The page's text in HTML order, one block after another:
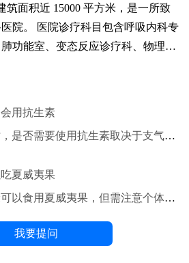
筑面积近 15000 平方米，是一所致
呼吸内科专
功能室、变态反应诊疗科、物理治
DR）、NSA800 全自动生化分析系
）测定仪等医疗设备，并组建
检验科、影像科、病理科等多学科
用抗生素
是否需要使用抗生素取决于支气管
使用抗生素来治疗。细菌感染通常
性加重，伴有黏稠的痰、发热、咳
况下，抗生素可以帮助清除细菌感
许多支气管炎是由病毒感染引起
治疗病毒感染。在这种情况下，医
夏威夷果
以食用夏威夷果，但需注意个体差
和营养。然而，有些人可能对坚果
可能会引起消化不良或过敏反应。
我要提问